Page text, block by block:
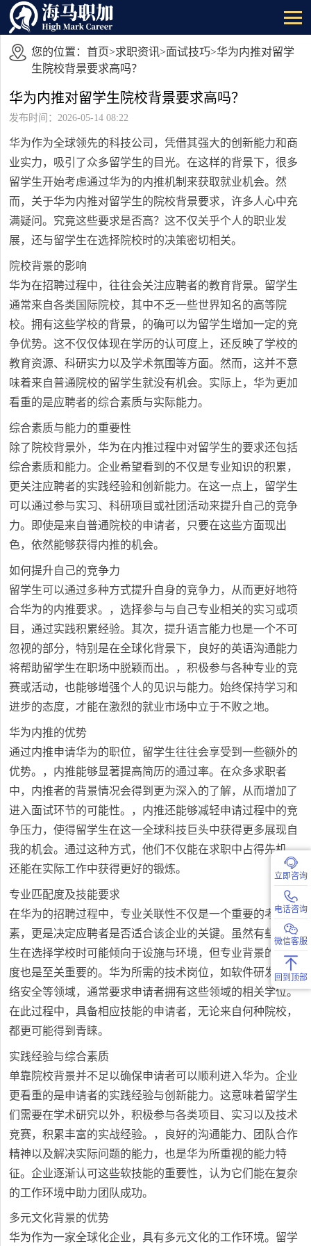
您的位置： 首页>求职资讯>面试技巧>华为内推对留学
生院校背景要求高吗？
华为内推对留学生院校背景要求高吗？
发布时间：2026-05-14 08:22
华为作为全球领先的科技公司，凭借其强大的创新能力和商
业实力，吸引了众多留学生的目光。在这样的背景下，很多
留学生开始考虑通过华为的内推机制来获取就业机会。然
而，关于华为内推对留学生的院校背景要求，许多人心中充
满疑问。究竟这些要求是否高？这不仅关乎个人的职业发
展，还与留学生在选择院校时的决策密切相关。
院校背景的影响
华为在招聘过程中，往往会关注应聘者的教育背景。留学生
通常来自各类国际院校，其中不乏一些世界知名的高等院
校。拥有这些学校的背景，的确可以为留学生增加一定的竞
争优势。这不仅仅体现在学历的认可度上，还反映了学校的
教育资源、科研实力以及学术氛围等方面。然而，这并不意
味着来自普通院校的留学生就没有机会。实际上，华为更加
看重的是应聘者的综合素质与实际能力。
综合素质与能力的重要性
除了院校背景外，华为在内推过程中对留学生的要求还包括
综合素质和能力。企业希望看到的不仅是专业知识的积累，
更关注应聘者的实践经验和创新能力。在这一点上，留学生
可以通过参与实习、科研项目或社团活动来提升自己的竞争
力。即使是来自普通院校的申请者，只要在这些方面现出
色，依然能够获得内推的机会。
如何提升自己的竞争力
留学生可以通过多种方式提升自身的竞争力，从而更好地符
合华为的内推要求。，选择参与与自己专业相关的实习或项
目，通过实践积累经验。其次，提升语言能力也是一个不可
忽视的部分，特别是在全球化背景下，良好的英语沟通能力
将帮助留学生在职场中脱颖而出。，积极参与各种专业的竞
赛或活动，也能够增强个人的见识与能力。始终保持学习和
进步的态度，才能在激烈的就业市场中立于不败之地。
华为内推的优势
通过内推申请华为的职位，留学生往往会享受到一些额外的
优势。，内推能够显著提高简历的通过率。在众多求职者
中，内推者的背景情况会得到更为深入的了解，从而增加了
进入面试环节的可能性。，内推还能够减轻申请过程中的竞
争压力，使得留学生在这一全球科技巨头中获得更多展现自
我的机会。通过这种方式，他们不仅能在求职中占得先机，
还能在实际工作中获得更好的锻炼。
专业匹配度及技能要求
在华为的招聘过程中，专业关联性不仅是一个重要的考量因
素，更是决定应聘者是否适合该企业的关键。虽然有些留学
生在选择学校时可能倾向于设施与环境，但专业背景的契合
度也是至关重要的。华为所需的技术岗位，如软件研发、网
络安全等领域，通常要求申请者拥有这些领域的相关学位。
在此过程中，具备相应技能的申请者，无论来自何种院校，
都更可能得到青睐。
实践经验与综合素质
单靠院校背景并不足以确保申请者可以顺利进入华为。企业
更看重的是申请者的实践经验与创新能力。这意味着留学生
们需要在学术研究以外，积极参与各类项目、实习以及技术
竞赛，积累丰富的实战经验。，良好的沟通能力、团队合作
精神以及解决实际问题的能力，也是华为所重视的能力特
征。企业逐渐认可这些软技能的重要性，认为它们能在复杂
的工作环境中助力团队成功。
多元文化背景的优势
华为作为一家全球化企业，具有多元文化的工作环境。留学
立即咨询
电话咨询
微信客服
回到顶部